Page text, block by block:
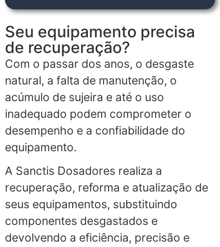
Seu equipamento precisa
de recuperação?
Com o passar dos anos, o desgaste
natural, a falta de manutenção, o
acúmulo de sujeira e até o uso
inadequado podem comprometer o
desempenho e a confiabilidade do
equipamento.
A Sanctis Dosadores realiza a
recuperação, reforma e atualização de
seus equipamentos, substituindo
componentes desgastados e
devolvendo a eficiência, precisão e